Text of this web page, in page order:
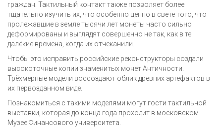
граждан. Тактильный контакт также позволяет более
тщательно изучить их, что особенно ценно в свете того, что
пролежавшие в земле тысячи лет монеты часто сильно
деформированы и выглядят совершенно не так, как в те
далёкие времена, когда их отчеканили.
Чтобы это исправить российские реконструкторы создали
высокоточные копии знаменитых монет Античности.
Трёхмерные модели воссоздают облик древних артефактов в
их первозданном виде.
Познакомиться с такими моделями могут гости тактильной
выставки, которая до конца года проходит в московском
Музее Финансового университета.